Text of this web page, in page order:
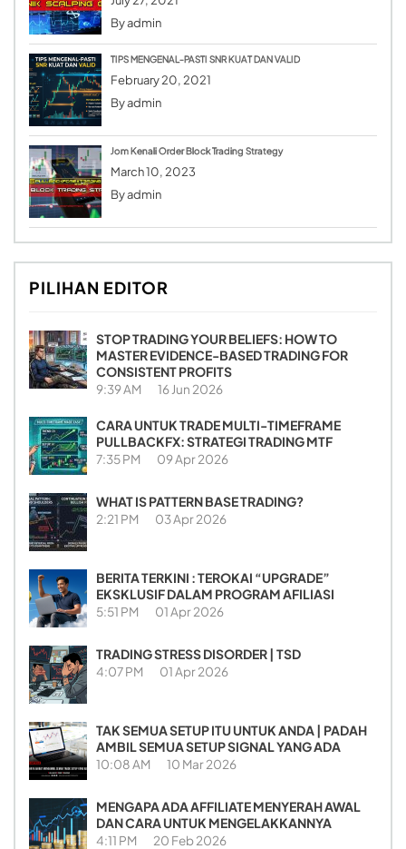
Byadmin
TIPS MENGENAL-PASTI SNR KUAT DAN VALID
February 20, 2021
Byadmin
Jom Kenali Order Block Trading Strategy
March 10, 2023
Byadmin
PILIHAN EDITOR
STOP TRADING YOUR BELIEFS: HOW TO
MASTER EVIDENCE-BASED TRADING FOR
CONSISTENT PROFITS
9:39 AM 16 Jun 2026
CARA UNTUK TRADE MULTI-TIMEFRAME
PULLBACKFX: STRATEGI TRADING MTF
7:35 PM 09 Apr 2026
WHAT IS PATTERN BASE TRADING?
2:21 PM 03 Apr 2026
BERITA TERKINI : TEROKAI “UPGRADE”
EKSKLUSIF DALAM PROGRAM AFILIASI
5:51 PM 01 Apr 2026
TRADING STRESS DISORDER | TSD
4:07 PM 01 Apr 2026
TAK SEMUA SETUP ITU UNTUK ANDA | PADAH
AMBIL SEMUA SETUP SIGNAL YANG ADA
10:08 AM 10 Mar 2026
MENGAPA ADA AFFILIATE MENYERAH AWAL
DAN CARA UNTUK MENGELAKKANNYA
4:11 PM 20 Feb 2026